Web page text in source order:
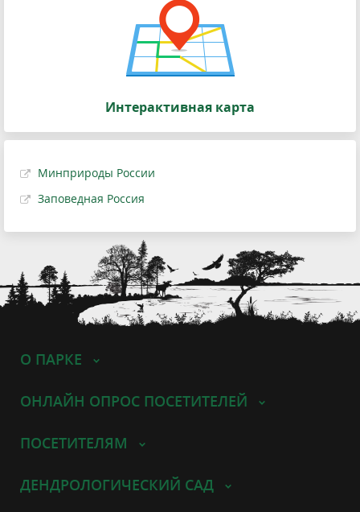
Интерактивная карта
Минприроды России
Заповедная Россия
О ПАРКЕ
ОНЛАЙН ОПРОС ПОСЕТИТЕЛЕЙ
ПОСЕТИТЕЛЯМ
ДЕНДРОЛОГИЧЕСКИЙ САД